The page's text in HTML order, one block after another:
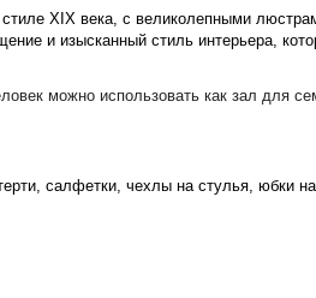
XIX века, с великолепными
и изысканный стиль интерьера,
можно использовать как зал для
салфетки, чехлы на стулья, юбки